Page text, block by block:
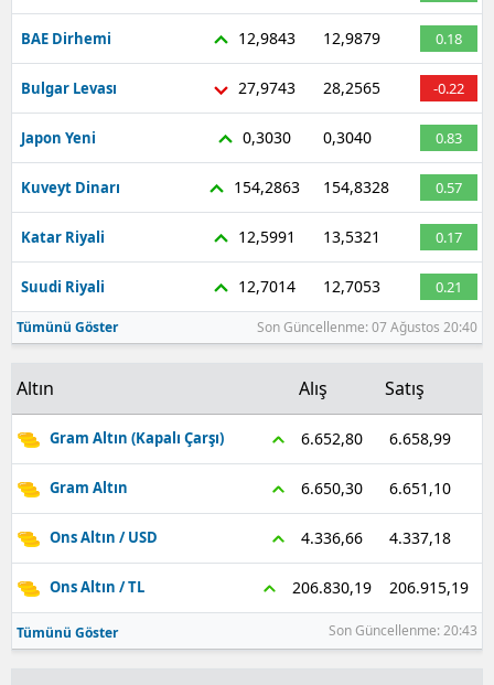
BAE Dirhemi 12,9843 12,9879 0.18
Bulgar Levası 27,9743 28,2565 -0.22
Japon Yeni 0,3030 0,3040 0.83
Kuveyt Dinarı 154,2863 154,8328 0.57
Katar Riyali 12,5991 13,5321 0.17
Suudi Riyali 12,7014 12,7053 0.21
Tümünü Göster Son Güncellenme: 07 Ağustos 20:40
Altın Alış Satış
Gram Altın (Kapalı Çarşı) 6.652,80 6.658,99
Gram Altın 6.650,30 6.651,10
Ons Altın / USD 4.336,66 4.337,18
Ons Altın / TL 206.830,19 206.915,19
Tümünü Göster Son Güncellenme: 20:43